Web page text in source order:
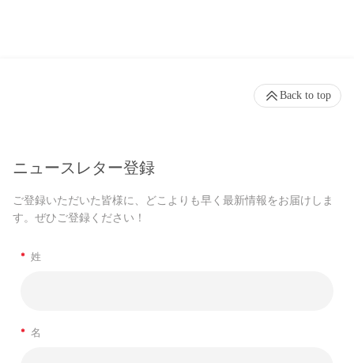
ニュースレター登録
ご登録いただいた皆様に、どこよりも早く最新情報をお届けしま
す。ぜひご登録ください！
* 姓
* 名
Back to top